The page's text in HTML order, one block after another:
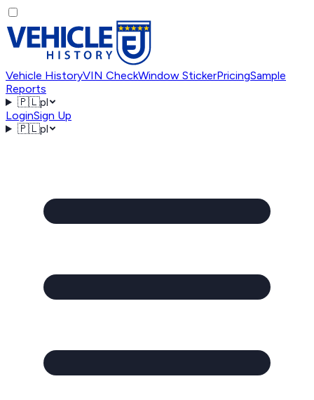
Vehicle HistoryVIN CheckWindow StickerPricingSample
Reports
🇵🇱pl
LoginSign Up
🇵🇱pl